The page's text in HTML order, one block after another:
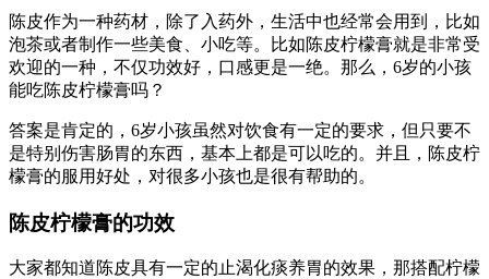
陈皮作为一种药材，除了入药外，生活中也经常会用到，比如
泡茶或者制作一些美食、小吃等。比如陈皮柠檬膏就是非常受
欢迎的一种，不仅功效好，口感更是一绝。那么，6岁的小孩
能吃陈皮柠檬膏吗？
答案是肯定的，6岁小孩虽然对饮食有一定的要求，但只要不
是特别伤害肠胃的东西，基本上都是可以吃的。并且，陈皮柠
檬膏的服用好处，对很多小孩也是很有帮助的。
陈皮柠檬膏的功效
大家都知道陈皮具有一定的止渴化痰养胃的效果，那搭配柠檬